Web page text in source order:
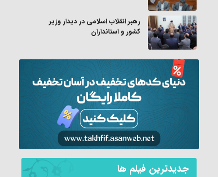
رهبر انقلاب اسلامی در دیدار وزیر
کشور و استانداران
جديدترين فیلم ها